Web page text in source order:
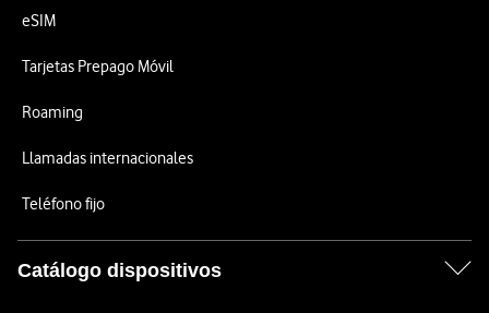
eSIM
Tarjetas Prepago Móvil
Roaming
Llamadas internacionales
Teléfono fijo
Catálogo dispositivos